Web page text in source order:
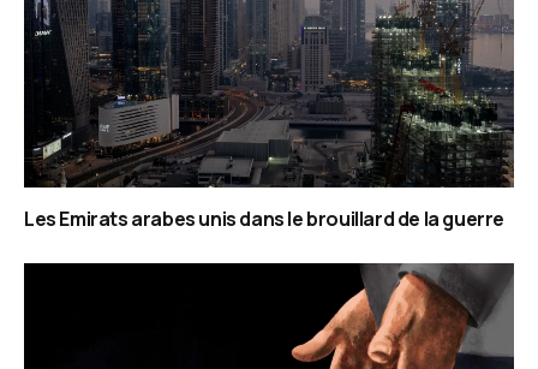
Les Emirats arabes unis dans le brouillard de la guerre